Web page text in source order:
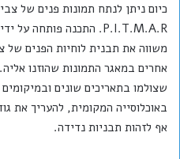
כיום ניתן לנתח תמונות פנים של
משווה את תבנית לוחיות הפנים
אחרים במאגר התמונות שהוזנו
שצולמו בתאריכים שונים
באוכלוסייה המקומית, להעריך את
אף לזהות תבניות נדידה.